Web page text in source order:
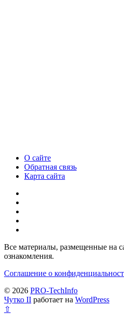
О сайте
Обратная связь
Карта сайта
Все материалы, размещенные на
ознакомления.
Соглашение о
© 2026 PRO-TechInfo
Чутко II работает на WordPress
⇧